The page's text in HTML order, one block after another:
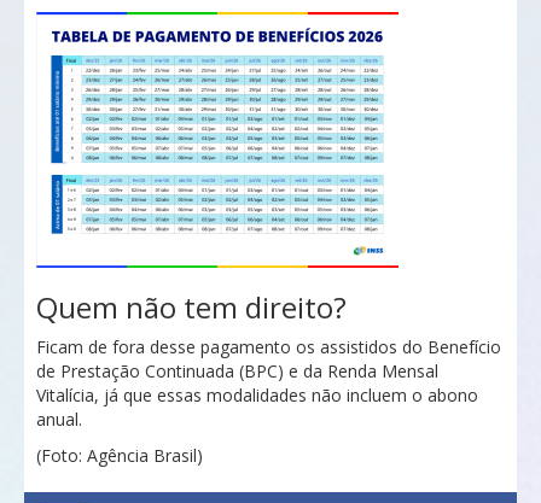
Quem não tem direito?
Ficam de fora desse pagamento os assistidos do Benefício
de Prestação Continuada (BPC) e da Renda Mensal
Vitalícia, já que essas modalidades não incluem o abono
anual.
(Foto: Agência Brasil)